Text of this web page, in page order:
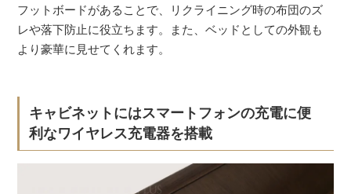
フットボードがあることで、リクライニング時の布団のズ
レや落下防止に役立ちます。また、ベッドとしての外観も
より豪華に見せてくれます。
キャビネットにはスマートフォンの充電に便
利なワイヤレス充電器を搭載